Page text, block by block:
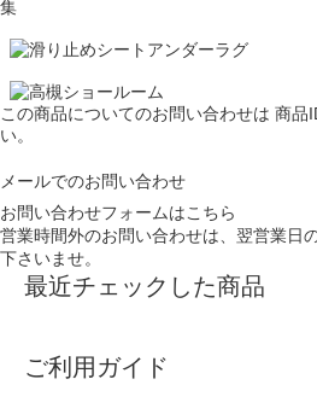
この商品についてのお問い合わせは 商品
い。
メールでのお問い合わせ
お問い合わせフォームはこちら
営業時間外のお問い合わせは、翌営業日
下さいませ。
最近チェックした商品
ご利用ガイド